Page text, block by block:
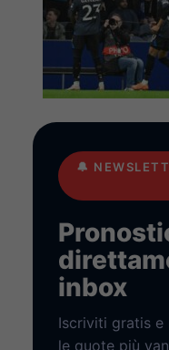
🔔
inbox
Iscriviti gratis
le quote più